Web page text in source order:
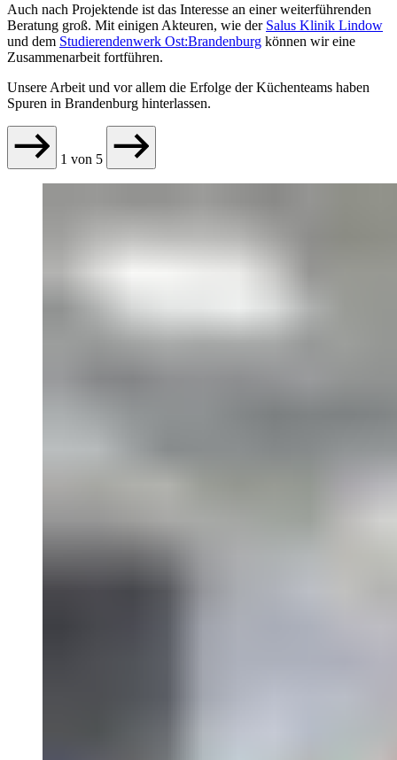
Auch nach Projektende ist das Interesse an einer weiterführenden
Beratung groß. Mit einigen Akteuren, wie der Salus Klinik Lindow
und dem Studierendenwerk Ost:Brandenburg können wir eine
Zusammenarbeit fortführen.
Unsere Arbeit und vor allem die Erfolge der Küchenteams haben
Spuren in Brandenburg hinterlassen.
1 von 5